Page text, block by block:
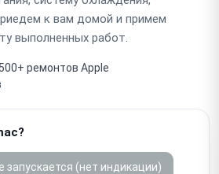
к вам домой и примем
выполненных работ.
ремонтов Apple
запускается (нет индикации)